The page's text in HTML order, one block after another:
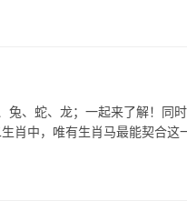
、蛇、龙；一起来了解！同
肖中，唯有生肖马最能契合这